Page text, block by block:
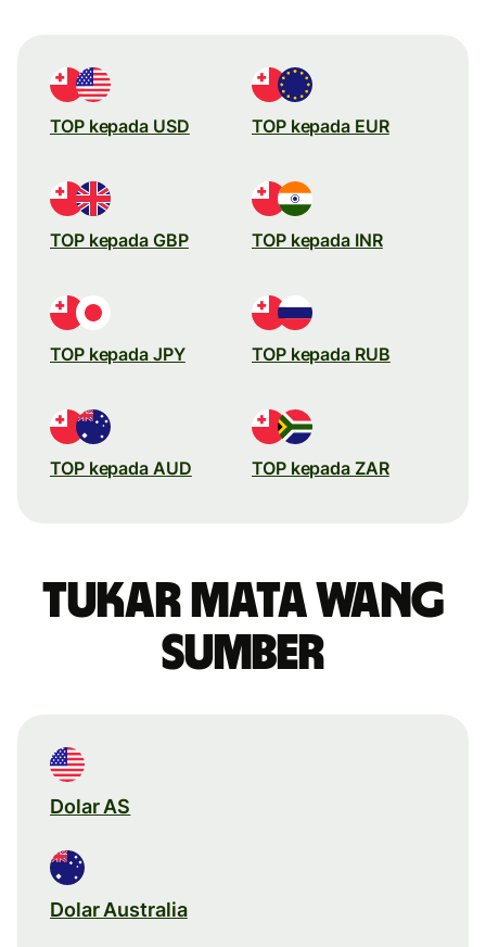
TOP kepada USD TOP kepada EUR
TOP kepada GBP TOP kepada INR
TOP kepada JPY TOP kepada RUB
TOP kepada AUD TOP kepada ZAR
Tukar mata wang
sumber
Dolar AS
Dolar Australia